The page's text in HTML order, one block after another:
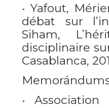
• Yafout,
débat sur
Siham,
disciplinaire
Casablanca,
•